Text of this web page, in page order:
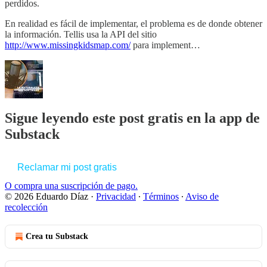
perdidos.
En realidad es fácil de implementar, el problema es de donde obtener
la información. Tellis usa la API del sitio
http://www.missingkidsmap.com/para implement…
Sigue leyendo este post gratis en la app de
Substack
Reclamar mi post gratis
O compra una suscripción de pago.
© 2026 Eduardo Díaz · Privacidad ∙ Términos ∙ Aviso de
recolección
Crea tu Substack